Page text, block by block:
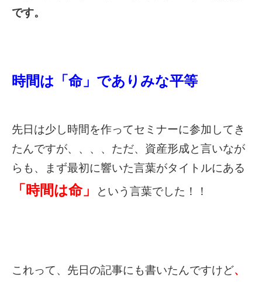
です。
時間は「命」でありみな平等
先日は少し時間を作ってセミナーに参加してき
たんですが、、、、ただ、資産形成と言いなが
らも、まず最初に響いた言葉がタイトルにある
「時間は命」 という言葉でした！！
これって、先日の記事にも書いたんですけど、